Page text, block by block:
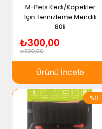
M-Pets Kedi/Köpekler
İçin Temizleme Mendili
80li
₺300,00
₺330,00
Ürünü İncele
%11